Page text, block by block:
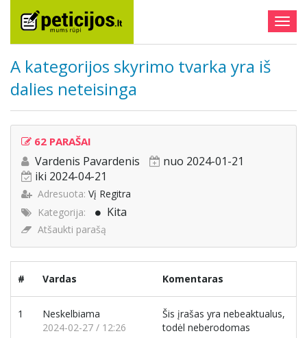
A kategorijos skyrimo tvarka yra iš
dalies neteisinga
62 PARAŠAI
Vardenis Pavardenis
nuo 2024-01-21
iki 2024-04-21
Adresuota: Vį Regitra
Kategorija:
Kita
Atšaukti parašą
# Vardas Komentaras
1
Neskelbiama
2024-02-27 / 12:26
Šis įrašas yra nebeaktualus,
todėl neberodomas